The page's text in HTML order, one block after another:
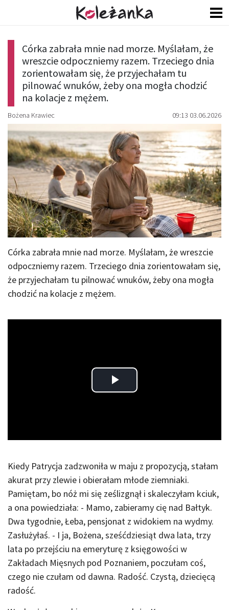
Córka zabrała mnie nad morze. Myślałam, że
wreszcie odpoczniemy razem. Trzeciego dnia
zorientowałam się, że przyjechałam tu
pilnować wnuków, żeby ona mogła chodzić
na kolacje z mężem.
Bożena Krawiec 09:13 03.06.2026
Córka zabrała mnie nad morze. Myślałam, że wreszcie
odpoczniemy razem. Trzeciego dnia zorientowałam się,
że przyjechałam tu pilnować wnuków, żeby ona mogła
chodzić na kolacje z mężem.
Play
Kiedy Patrycja zadzwoniła w maju z propozycją, stałam
akurat przy zlewie i obierałam młode ziemniaki.
Pamiętam, bo nóż mi się ześlizgnął i skaleczyłam kciuk,
a ona powiedziała: - Mamo, zabieramy cię nad Bałtyk.
Dwa tygodnie, Łeba, pensjonat z widokiem na wydmy.
Zasłużyłaś. - I ja, Bożena, sześćdziesiąt dwa lata, trzy
lata po przejściu na emeryturę z księgowości w
Zakładach Mięsnych pod Poznaniem, poczułam coś,
czego nie czułam od dawna. Radość. Czystą, dziecięcą
radość.